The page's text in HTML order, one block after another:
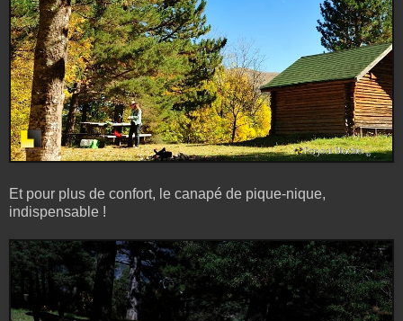
Et pour plus de confort, le canapé de pique-nique,
indispensable !